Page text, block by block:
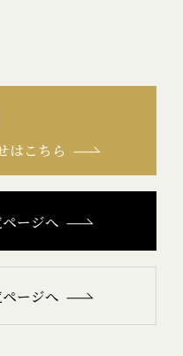
はこちら
ージへ
ージへ